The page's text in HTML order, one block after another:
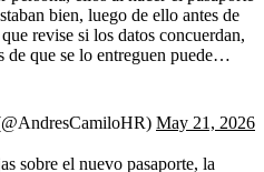
bien, luego de ello antes de
revise si los datos concuerdan,
de que se lo entreguen puede…
May 21, 2026
sobre el nuevo pasaporte, la